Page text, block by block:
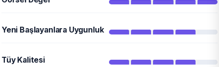
Yeni Başlayanlara Uygunluk
Tüy Kalitesi